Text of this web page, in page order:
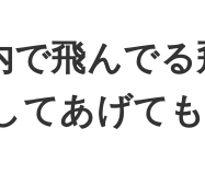
で飛んで
あげても